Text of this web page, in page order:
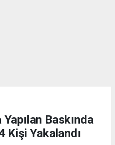
Baskında
Kişi Yakalandı